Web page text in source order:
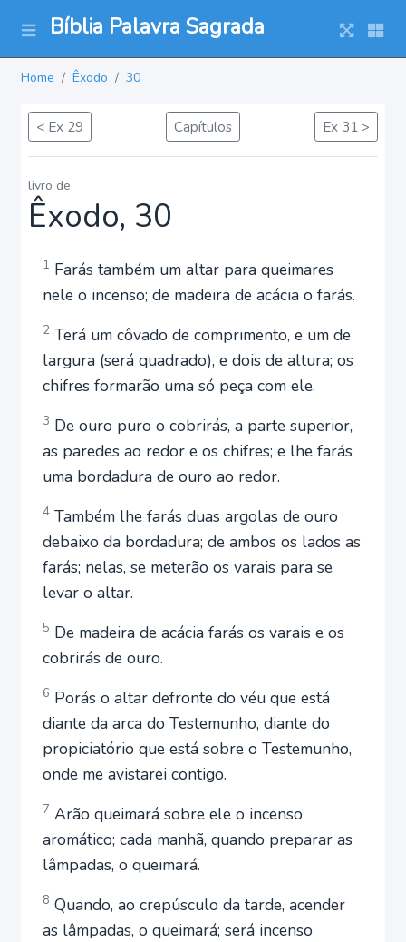
Bíblia Palavra Sagrada
Home Êxodo 30
< Ex 29 Capítulos Ex 31 >
livro de
Êxodo, 30
1 Farás também um altar para queimares
nele o incenso; de madeira de acácia o farás.
2 Terá um côvado de comprimento, e um de
largura (será quadrado), e dois de altura; os
chifres formarão uma só peça com ele.
3 De ouro puro o cobrirás, a parte superior,
as paredes ao redor e os chifres; e lhe farás
uma bordadura de ouro ao redor.
4 Também lhe farás duas argolas de ouro
debaixo da bordadura; de ambos os lados as
farás; nelas, se meterão os varais para se
levar o altar.
5 De madeira de acácia farás os varais e os
cobrirás de ouro.
6 Porás o altar defronte do véu que está
diante da arca do Testemunho, diante do
propiciatório que está sobre o Testemunho,
onde me avistarei contigo.
7 Arão queimará sobre ele o incenso
aromático; cada manhã, quando preparar as
lâmpadas, o queimará.
8 Quando, ao crepúsculo da tarde, acender
as lâmpadas, o queimará; será incenso